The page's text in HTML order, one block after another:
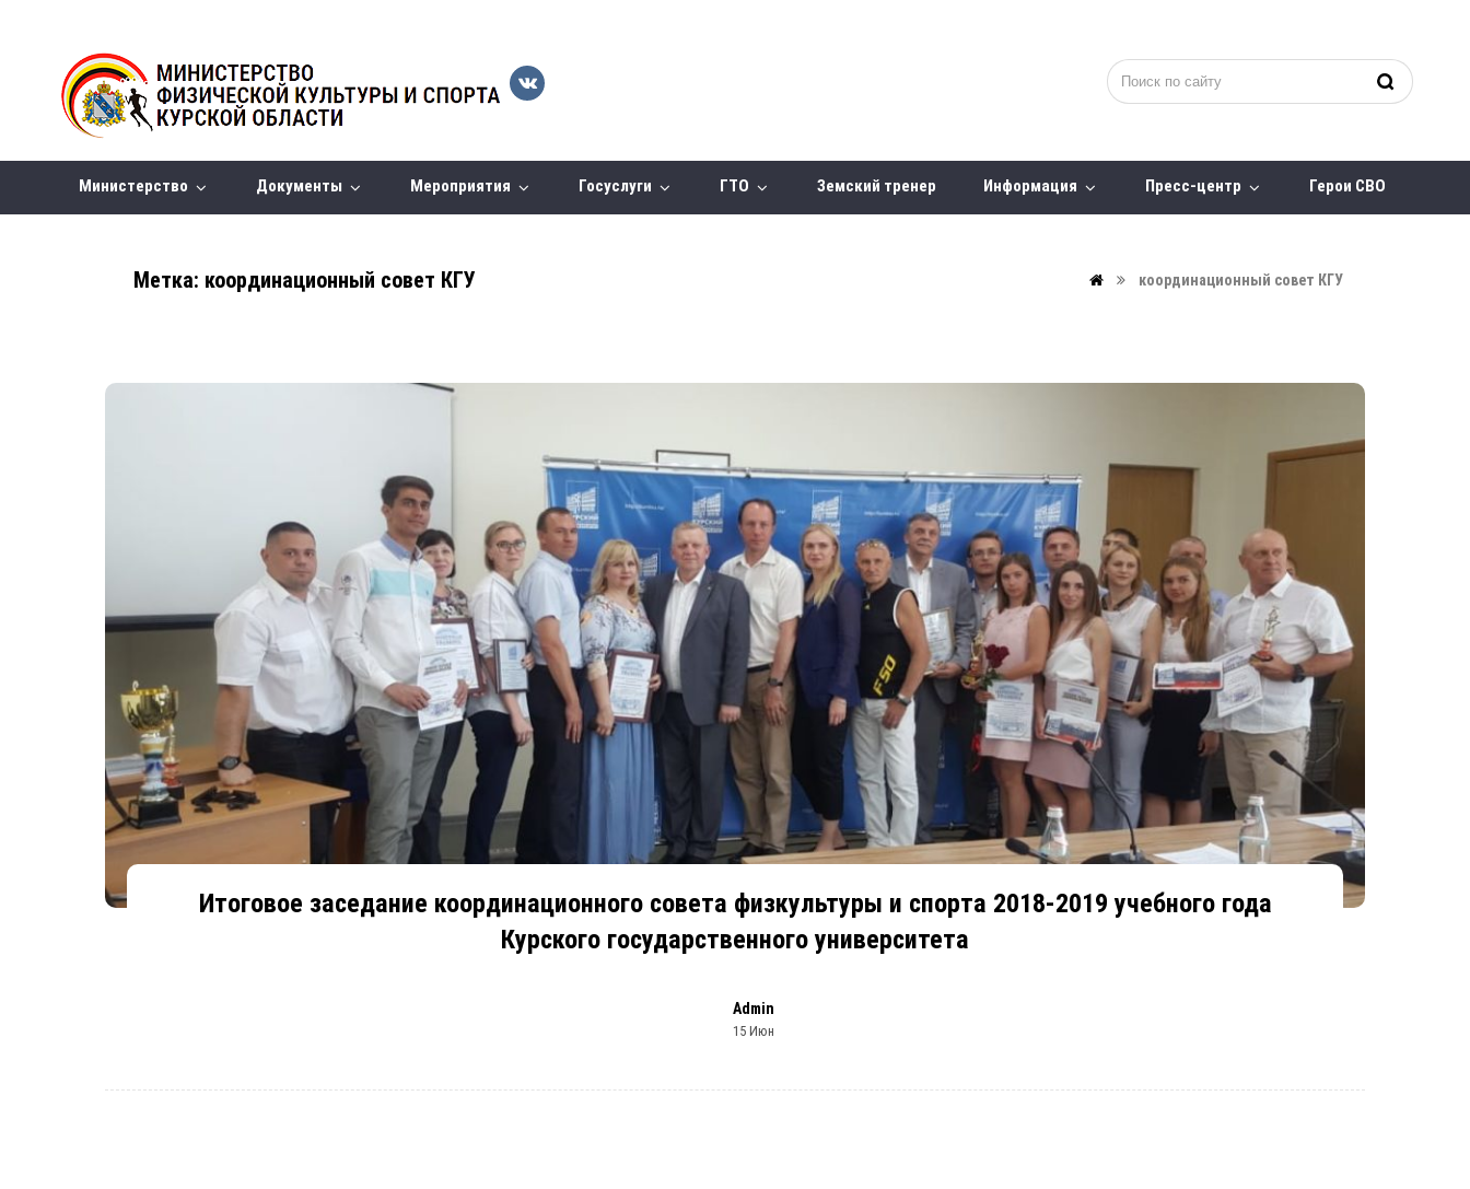
Министерство Документы Мероприятия Госуслуги ГТО Земский тренер Информация Пресс-центр Герои СВО
Метка: координационный совет КГУ координационный совет КГУ
Итоговое заседание координационного совета физкультуры и спорта 2018-2019 учебного года
Курского государственного университета
Admin
15 Июн